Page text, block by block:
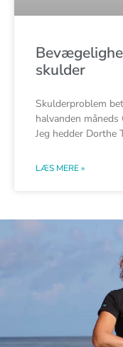
skulder
Skulderproblem
halvanden
Jeg hedder Dorthe
LÆS MERE »